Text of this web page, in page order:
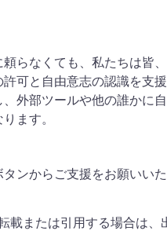
らなくても、私たちは皆
可と自由意志の認識を支
外部ツールや他の誰か
ます。
ンからご支援をお願いい
または引用する場合は、